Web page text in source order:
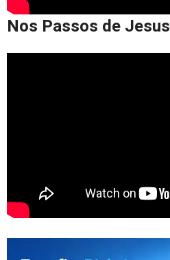
Nos Passos de Jesus